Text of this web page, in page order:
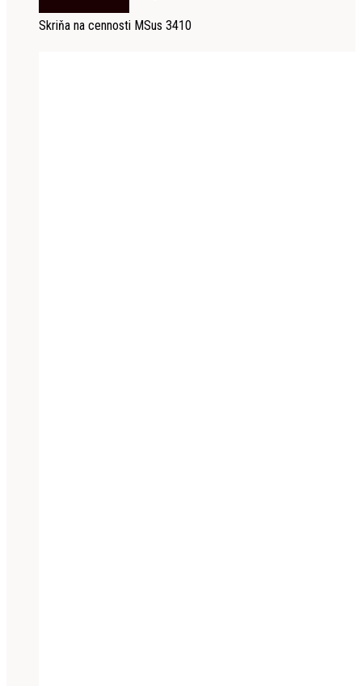
Skriňa na cennosti MSus 3410